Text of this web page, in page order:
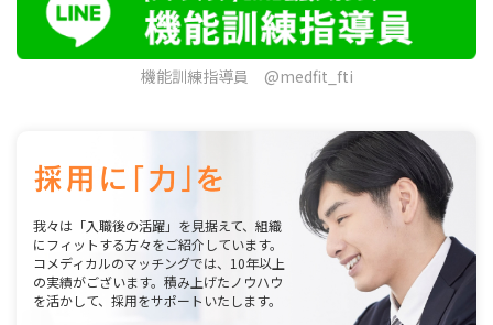
機能訓練指導員 @medfit_fti
我々は「入職後の活躍」を見据えて、組織
にフィットする方々をご紹介しています。
コメディカルのマッチングでは、10年以上
の実績がございます。積み上げたノウハウ
を活かして、採用をサポートいたします。